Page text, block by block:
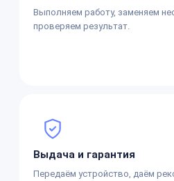
Выполняем работу, заменяем
проверяем результат.
Выдача и гарантия
Передаём устройство, даём